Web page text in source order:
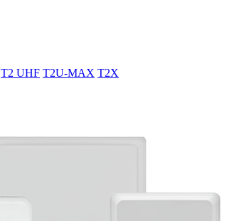
T2 UHF T2U-MAX T2X